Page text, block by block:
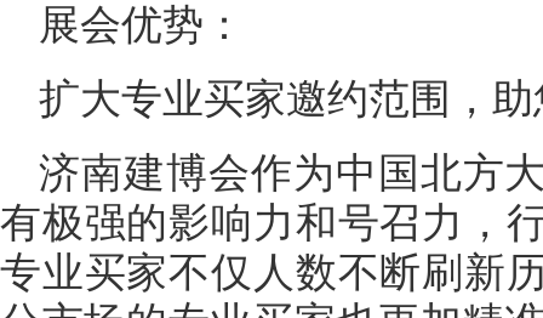
展会优势：
扩大专业买家邀约范围，
济南建博会作为中国北方
有极强的影响力和号召力，
专业买家不仅人数不断刷新